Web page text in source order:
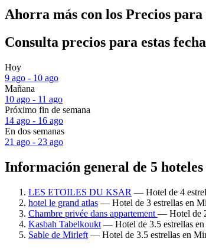
Ahorra más con los Precios para
Consulta precios para estas
Hoy
9 ago - 10 ago
Mañana
10 ago - 11 ago
Próximo fin de semana
14 ago - 16 ago
En dos semanas
21 ago - 23 ago
Información general de 5
LES ETOILES DU KSAR — Hotel de 4
hotel le grand atlas — Hotel de 3 estrellas en
Chambre privée dans appartement — Hotel de
Kasbah Tabelkoukt — Hotel de 3.5 estrellas en
Sable de Mirleft — Hotel de 3.5 estrellas en